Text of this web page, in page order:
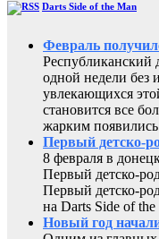
Darts Side of the Man
Февраль
Республиканский
одной недели без
увлекающихся
становится все
жарким появились
Первый детско-
8 февраля в
Первый детско-
Первый детско-
на Darts Side of the
Новый год